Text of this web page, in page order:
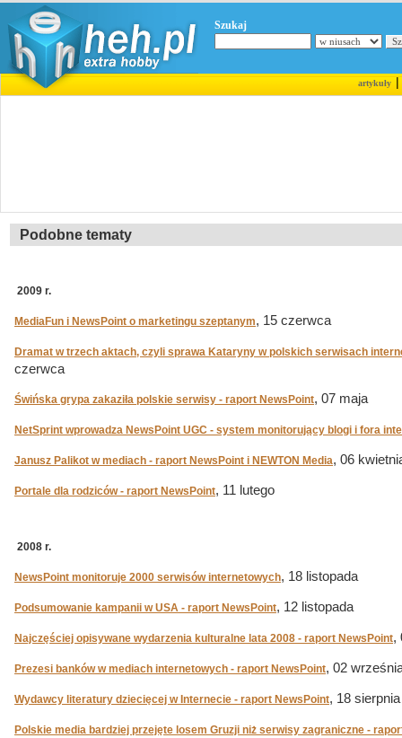
Szukaj
artykuły|
Podobne tematy
2009 r.
MediaFun i NewsPoint o marketingu szeptanym, 15 czerwca
Dramat w trzech aktach, czyli sprawa Kataryny w polskich serwisach
czerwca
Świńska grypa zakaziła polskie serwisy - raport NewsPoint, 07 maja
NetSprint wprowadza NewsPoint UGC - system monitorujący blogi i fora
Janusz Palikot w mediach - raport NewsPoint i NEWTON Media, 06
Portale dla rodziców - raport NewsPoint, 11 lutego
2008 r.
NewsPoint monitoruje 2000 serwisów internetowych, 18 listopada
Podsumowanie kampanii w USA - raport NewsPoint, 12 listopada
Najczęściej opisywane wydarzenia kulturalne lata 2008 - raport NewsPoint,
Prezesi banków w mediach internetowych - raport NewsPoint, 02
Wydawcy literatury dziecięcej w Internecie - raport NewsPoint, 18 sierpnia
Polskie media bardziej przejęte losem Gruzji niż serwisy zagraniczne -